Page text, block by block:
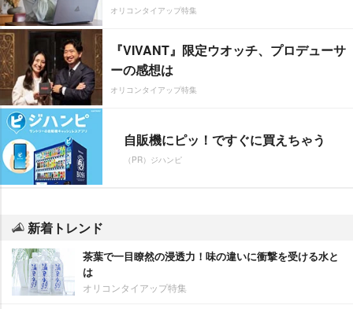
オリコンタイアップ特集
『VIVANT』限定ウオッチ、プロデューサ
ーの感想は
オリコンタイアップ特集
自販機にピッ！ですぐに買えちゃう
（PR）ジハンピ
新着トレンド
茶葉で一目瞭然の浸透力！味の違いに衝撃を受ける水と
は
オリコンタイアップ特集